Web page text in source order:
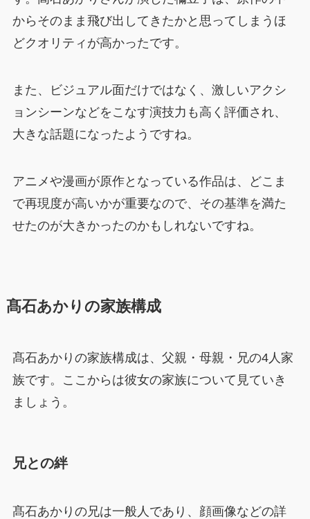
からそのまま飛び出してきたかと思ってしまうほ
どクオリティが高かったです。
また、ビジュアル面だけではなく、激しいアクシ
ョンシーンなどをこなす演技力も高く評価され、
大きな話題になったようですね。
アニメや漫画が原作となっている作品は、どこま
で再現度が高いかが重要なので、その基準を満た
せたのが大きかったのかもしれないですね。
髙石あかりの家族構成
髙石あかりの家族構成は、父親・母親・兄の4人家
族です。ここからは彼女の家族について見ていき
ましょう。
兄との絆
髙石あかりの兄は一般人であり、顔画像などの詳